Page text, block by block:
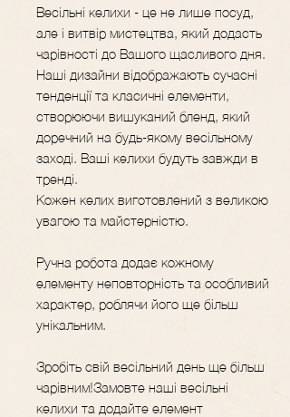
Весільні келихи - це не лише посуд,
але і витвір мистецтва, який додасть
чарівності до Вашого щасливого дня.
Наші дизайни відображають сучасні
тенденції та класичні елементи,
створюючи вишуканий бленд, який
доречний на будь-якому весільному
заході. Ваші келихи будуть завжди в
тренді.
Кожен келих виготовлений з великою
увагою та майстерністю.
Ручна робота додає кожному
елементу неповторність та особливий
характер, роблячи його ще більш
унікальним.
Зробіть свій весільний день ще більш
чарівним!Замовте наші весільні
келихи та додайте елемент